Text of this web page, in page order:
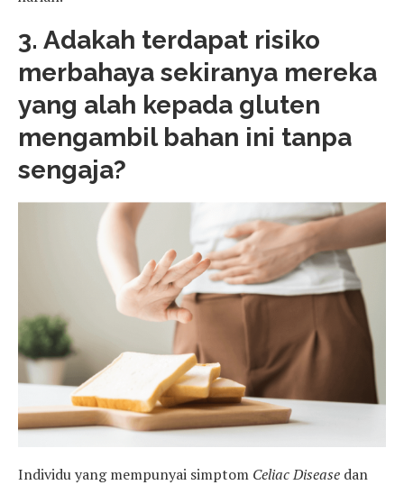
3. Adakah terdapat risiko
merbahaya sekiranya mereka
yang alah kepada gluten
mengambil bahan ini tanpa
sengaja?
Individu yang mempunyai simptom Celiac Disease dan